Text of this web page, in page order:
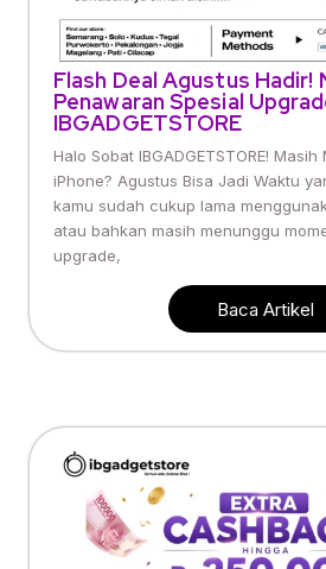
Flash Deal Agustus Hadir!
Penawaran Spesial
IBGADGETSTORE
Halo Sobat IBGADGETSTORE!
iPhone? Agustus Bisa Jadi Waktu
kamu sudah cukup lama
atau bahkan masih menunggu
upgrade,
Baca Artikel